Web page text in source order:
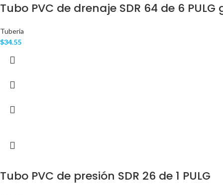
Tubo PVC de drenaje SDR 64 de 6 PULG
Tuberia
$34.55
Tubo PVC de presión SDR 26 de 1 PULG